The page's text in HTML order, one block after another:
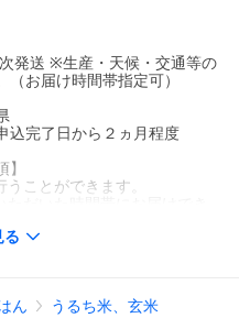
発送 ※生産・天候・交通等の
お届け時間帯指定可）
込完了日から２ヵ月程度
ことができます。
届け時間帯指定を行うこと
。
る
ん うるち米、玄米